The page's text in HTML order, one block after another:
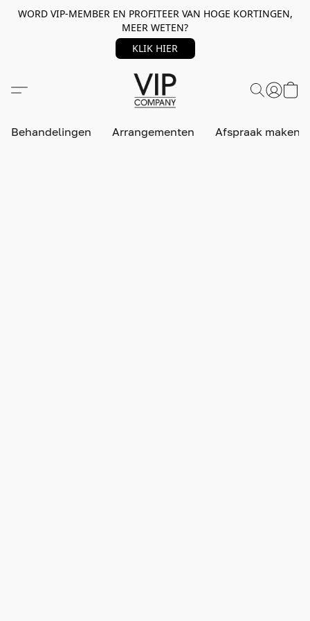
WORD VIP-MEMBER EN PROFITEER VAN HOGE KORTINGEN,
MEER WETEN?
KLIK HIER
Behandelingen Arrangementen Afspraak maken